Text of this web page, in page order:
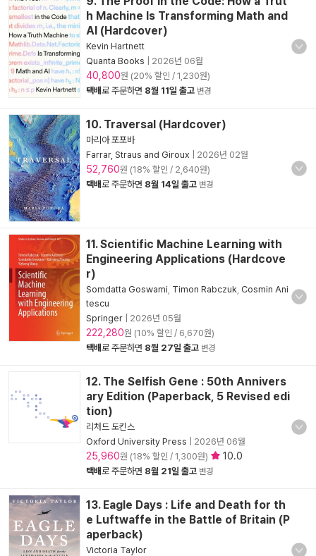
h Machine Is Transforming Math and
AI (Hardcover)
Kevin Hartnett
Quanta Books
2026년 06월
40,800원 (20% 할인 / 1,230원)
택배로 주문하면 8월 11일 출고 변경
10. Traversal (Hardcover)
마리아 포포바
Farrar, Straus and Giroux
2026년 02월
52,760원 (18% 할인 / 2,640원)
택배로 주문하면 8월 14일 출고 변경
11. Scientific Machine Learning with
Engineering Applications (Hardcove
r)
Somdatta Goswami Timon Rabczuk Cosmin Ani
tescu
Springer
2026년 05월
222,280원 (10% 할인 / 6,670원)
택배로 주문하면 8월 27일 출고 변경
12. The Selfish Gene : 50th Annivers
ary Edition (Paperback, 5 Revised edi
tion)
리처드 도킨스
Oxford University Press
2026년 06월
25,960원 (18% 할인 / 1,300원) 10.0
택배로 주문하면 8월 21일 출고 변경
13. Eagle Days : Life and Death for th
e Luftwaffe in the Battle of Britain (P
aperback)
Victoria Taylor